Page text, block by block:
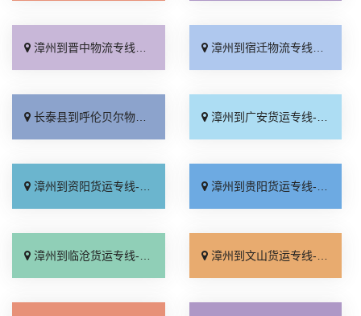
漳州到晋中物流专线_准时到货「怎么收费」 漳州到宿迁物流专线_整车配货「快运直达」
长泰县到呼伦贝尔物流专线_全程无虑「收费介绍」 漳州到广安货运专线-漳州到广安物流公司_市县闪送「诚信为先」
漳州到资阳货运专线-漳州到资阳物流公司_直达特快专线「专线快运」 漳州到贵阳货运专线-漳州到贵阳物流公司_保证时效「全境派送」
漳州到临沧货运专线-漳州到临沧物流公司_门到门配送「价格实惠」 漳州到文山货运专线-漳州到文山物流公司_费用多少「直达到站」